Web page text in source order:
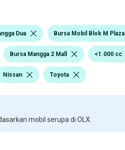
Dua Bursa Mobil Blok M Plaza
Bursa Mangga 2 Mall <1.000 cc
Nissan Toyota
mobil serupa di OLX.